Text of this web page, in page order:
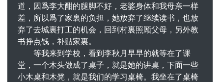
道，因爲李大酣的腿脚不好，老婆身体和我母亲一样
差，所以爲了家裏的负担，她放弃了继续读书，也放
弃了去城裏打工的机会，回到村裏照顾父母，另外教
书挣点钱，补贴家裏。
等我来到学校，看到李秋月早早的就等在了课
堂，一个木头做成了桌子，就是她的讲桌，下面一些
小木桌和木凳，就是我们的学习桌椅。我坐在了桌椅